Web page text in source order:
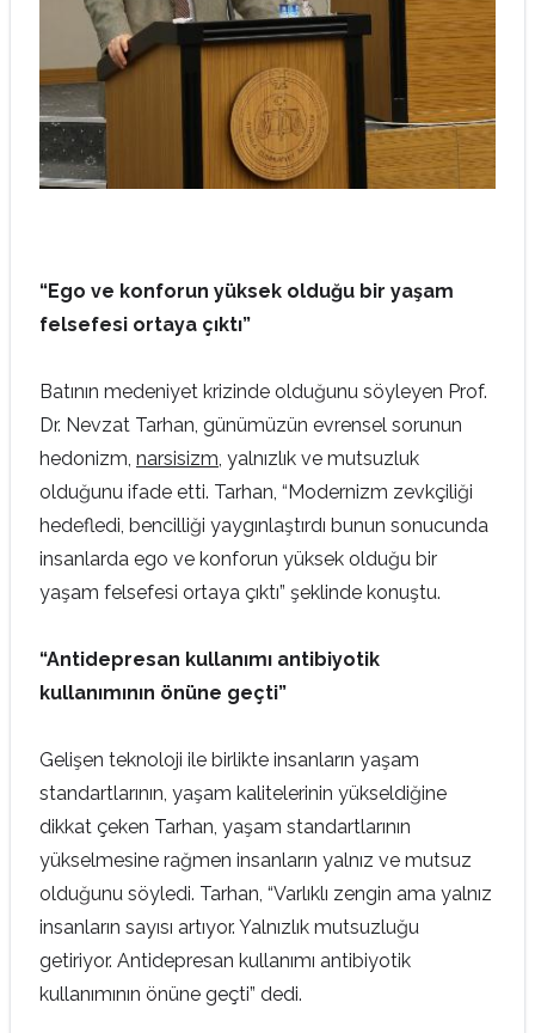
“Ego ve konforun yüksek olduğu bir yaşam
felsefesi ortaya çıktı”
Batının medeniyet krizinde olduğunu söyleyen Prof.
Dr. Nevzat Tarhan, günümüzün evrensel sorunun
hedonizm, narsisizm , yalnızlık ve mutsuzluk
olduğunu ifade etti. Tarhan, “Modernizm zevkçiliği
hedefledi, bencilliği yaygınlaştırdı bunun sonucunda
insanlarda ego ve konforun yüksek olduğu bir
yaşam felsefesi ortaya çıktı” şeklinde konuştu.
“Antidepresan kullanımı antibiyotik
kullanımının önüne geçti”
Gelişen teknoloji ile birlikte insanların yaşam
standartlarının, yaşam kalitelerinin yükseldiğine
dikkat çeken Tarhan, yaşam standartlarının
yükselmesine rağmen insanların yalnız ve mutsuz
olduğunu söyledi. Tarhan, “Varlıklı zengin ama yalnız
insanların sayısı artıyor. Yalnızlık mutsuzluğu
getiriyor. Antidepresan kullanımı antibiyotik
kullanımının önüne geçti” dedi.